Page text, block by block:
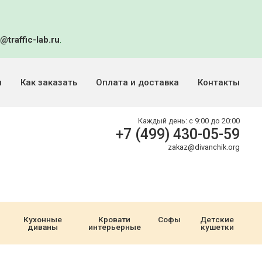
lab.ru.
Как заказать Оплата и доставка Контакты
Каждый день: с 9:00 до 20:00
+7 (499) 430-05-59
zakaz@divanchik.org
Кухонные
диваны
Кровати
интерьерные
Софы
Детские
кушетки